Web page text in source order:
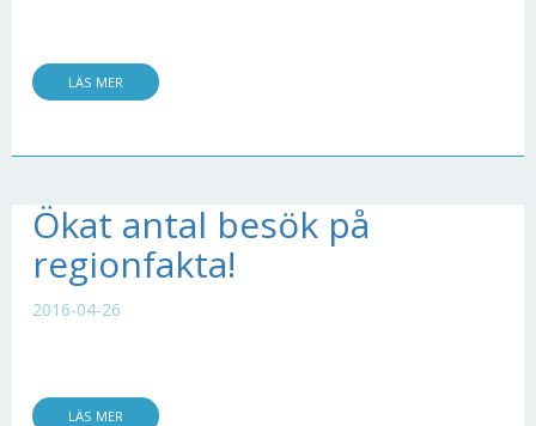
LÄS MER
Ökat antal besök på
regionfakta!
2016-04-26
LÄS MER